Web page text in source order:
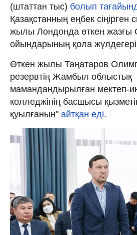
(штаттан тыс) болып
Қазақстанның еңбек сіңірген
жылы Лондонда өткен жазғы
ойындарының қола
Өткен жылы Таңатаров
резервтің Жамбыл облыстық
мамандандырылған мектеп-
колледжінің басшысы
қуылғанын" айтқан еді.